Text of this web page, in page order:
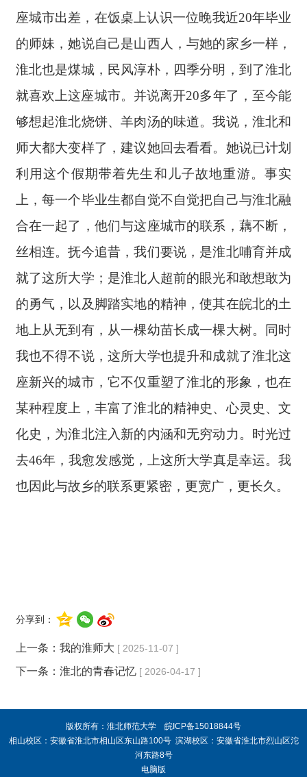
座城市出差，在饭桌上认识一位晚我近20年毕业
的师妹，她说自己是山西人，与她的家乡一样，
淮北也是煤城，民风淳朴，四季分明，到了淮北
就喜欢上这座城市。并说离开20多年了，至今能
够想起淮北烧饼、羊肉汤的味道。我说，淮北和
师大都大变样了，建议她回去看看。她说已计划
利用这个假期带着先生和儿子故地重游。事实
上，每一个毕业生都自觉不自觉把自己与淮北融
合在一起了，他们与这座城市的联系，藕不断，
丝相连。抚今追昔，我们要说，是淮北哺育并成
就了这所大学；是淮北人超前的眼光和敢想敢为
的勇气，以及脚踏实地的精神，使其在皖北的土
地上从无到有，从一棵幼苗长成一棵大树。同时
我也不得不说，这所大学也提升和成就了淮北这
座新兴的城市，它不仅重塑了淮北的形象，也在
某种程度上，丰富了淮北的精神史、心灵史、文
化史，为淮北注入新的内涵和无穷动力。时光过
去46年，我愈发感觉，上这所大学真是幸运。我
也因此与故乡的联系更紧密，更宽广，更长久。
分享到：
上一条： 我的淮师大 [ 2025-11-07 ]
下一条： 淮北的青春记忆 [ 2026-04-17 ]
版权所有：淮北师范大学 皖ICP备15018844号
相山校区：安徽省淮北市相山区东山路100号 滨湖校区：安徽省淮北市烈山区沱
河东路8号
电脑版